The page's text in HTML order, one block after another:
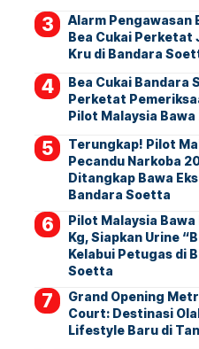
Alarm Pengawasan
Bea Cukai Perketat
Kru di Bandara
Bea Cukai Bandara
Perketat
Pilot Malaysia Bawa
Terungkap! Pilot
Pecandu Narkoba
Ditangkap Bawa
Bandara Soetta
Pilot Malaysia Bawa
Kg, Siapkan Urine
Kelabui Petugas di
Soetta
Grand Opening
Court: Destinasi
Lifestyle Baru di